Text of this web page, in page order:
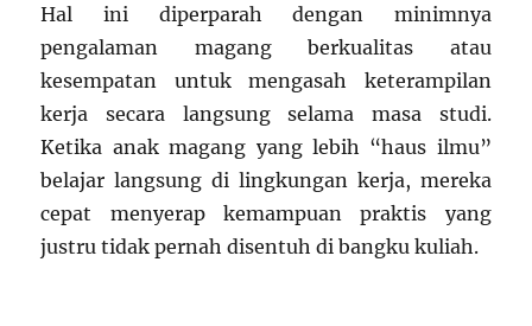
Hal ini diperparah dengan minimnya
pengalaman magang berkualitas atau
kesempatan untuk mengasah keterampilan
kerja secara langsung selama masa studi.
Ketika anak magang yang lebih “haus ilmu”
belajar langsung di lingkungan kerja, mereka
cepat menyerap kemampuan praktis yang
justru tidak pernah disentuh di bangku kuliah.